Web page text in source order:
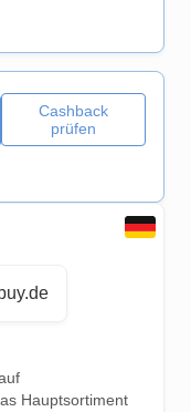
Cashback
prüfen
Hauptsortiment